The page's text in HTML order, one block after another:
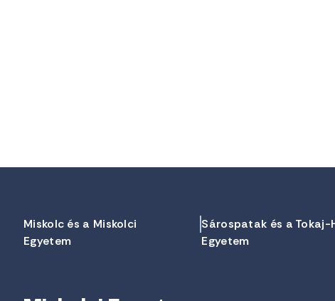
Miskolc és a Miskolci
Egyetem
Sárospatak és a Tokaj-
Egyetem